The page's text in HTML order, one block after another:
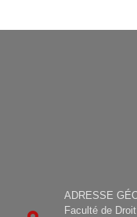
ADRESSE
Faculté de